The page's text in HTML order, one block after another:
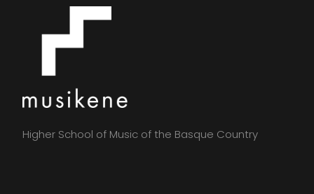
Higher School of Music of the Basque Country